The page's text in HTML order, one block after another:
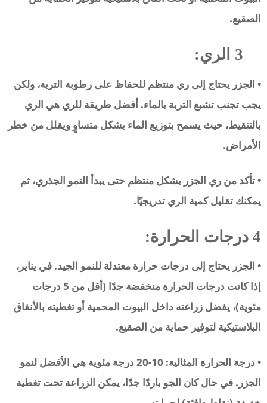
الصقيع.
3 الري:
• الجزر يحتاج إلى ري منتظم للحفاظ على رطوبة التربة، ولكن
يجب تجنب تشبع التربة بالماء. أفضل طريقة للري هي الري
بالتنقيط، حيث يسمح بتوزيع الماء بشكل متساوٍ ويقلل من خطر
الأمراض.
• تأكد من ري الجزر بشكل منتظم حتى يبدأ النمو الجذري، ثم
يمكنك تقليل كمية الري تدريجيًا.
4 درجات الحرارة:
• الجزر يحتاج إلى درجات حرارة معتدلة للنمو الجيد. في يناير،
إذا كانت درجات الحرارة منخفضة جدًا (أقل من 5 درجات
مئوية)، يفضل زراعته داخل البيوت المحمية أو تغطيته بالأنفاق
البلاستيكية لتوفير حماية من الصقيع.
• درجة الحرارة المثالية: 10-20 درجة مئوية هي الأفضل لنمو
الجزر. في حال كان الجو باردًا جدًا، يمكن الزراعة تحت تغطية